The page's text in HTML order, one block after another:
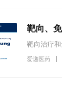
靶向、
靶向治疗
免疫治疗显
爱递医药